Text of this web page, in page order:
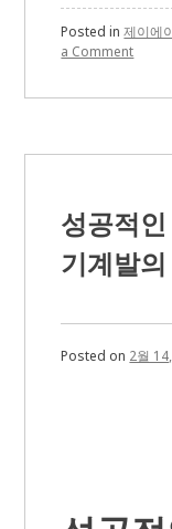
Posted in제이에
a Commenton
을
하
는
스
타
AI
의
혁
성공적
기계발
Posted on 2월